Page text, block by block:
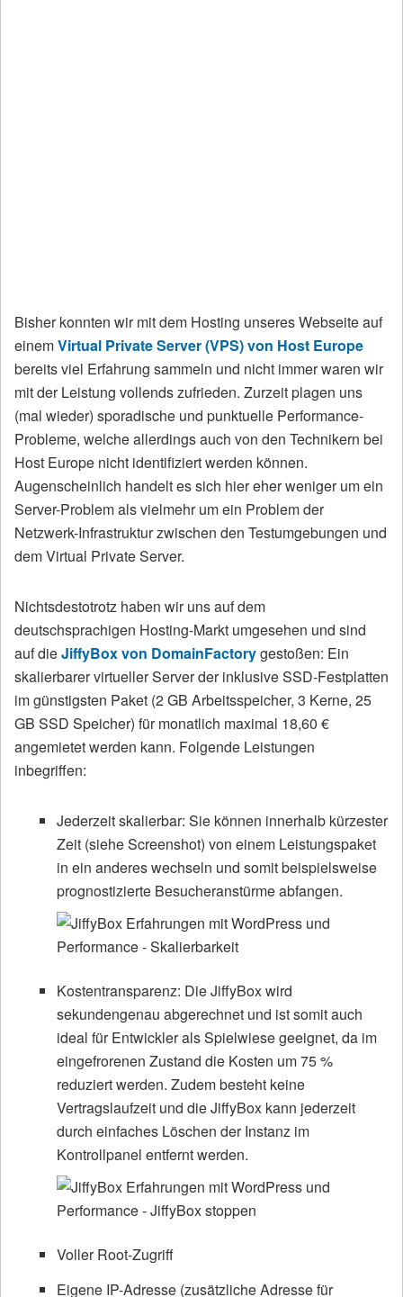
Bisher konnten wir mit dem Hosting unseres Webseite auf
einemVirtual Private Server (VPS) von Host Europe
bereits viel Erfahrung sammeln und nicht immer waren wir
mit der Leistung vollends zufrieden. Zurzeit plagen uns
(mal wieder) sporadische und punktuelle Performance-
Probleme, welche allerdings auch von den Technikern bei
Host Europe nicht identifiziert werden können.
Augenscheinlich handelt es sich hier eher weniger um ein
Server-Problem als vielmehr um ein Problem der
Netzwerk-Infrastruktur zwischen den Testumgebungen und
dem Virtual Private Server.
Nichtsdestotrotz haben wir uns auf dem
deutschsprachigen Hosting-Markt umgesehen und sind
auf dieJiffyBox von DomainFactorygestoßen: Ein
skalierbarer virtueller Server der inklusive SSD-Festplatten
im günstigsten Paket (2 GB Arbeitsspeicher, 3 Kerne, 25
GB SSD Speicher) für monatlich maximal 18,60 €
angemietet werden kann. Folgende Leistungen
inbegriffen:
Jederzeit skalierbar: Sie können innerhalb kürzester
Zeit (siehe Screenshot) von einem Leistungspaket
in ein anderes wechseln und somit beispielsweise
prognostizierte Besucheranstürme abfangen.
Kostentransparenz: Die JiffyBox wird
sekundengenau abgerechnet und ist somit auch
ideal für Entwickler als Spielwiese geeignet, da im
eingefrorenen Zustand die Kosten um 75 %
reduziert werden. Zudem besteht keine
Vertragslaufzeit und die JiffyBox kann jederzeit
durch einfaches Löschen der Instanz im
Kontrollpanel entfernt werden.
Voller Root-Zugriff
Eigene IP-Adresse (zusätzliche Adresse für